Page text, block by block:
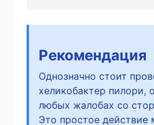
Рекомендация
Однозначно стоит
хеликобактер пилори,
любых жалобах со
Это простое действие